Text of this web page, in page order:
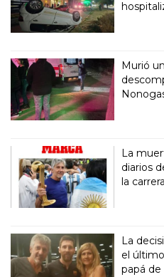
Murió
La
diarios
la
La
el
papá de